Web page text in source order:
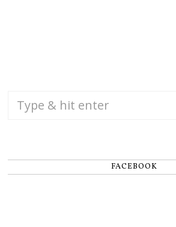
FACEBOOK